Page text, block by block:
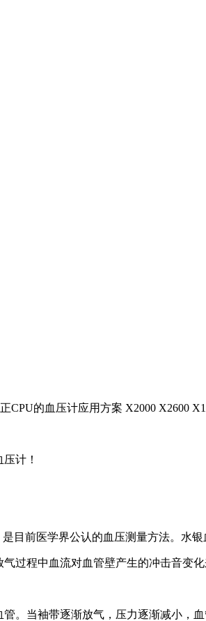
计！
前医学界公认的血压测量方法。水银
程中血流对血管壁产生的冲击音变化
当袖带逐渐放气，压力逐渐减小，血